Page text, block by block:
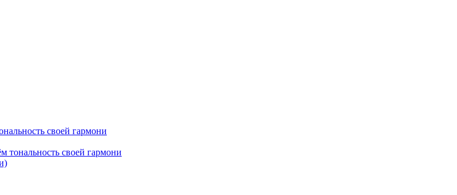
своей гармони
тональность своей гармони